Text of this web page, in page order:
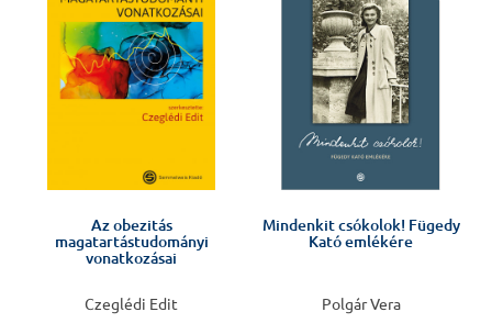
Az obezitás
magatartástudományi
vonatkozásai
Czeglédi Edit
Mindenkit csókolok! Fügedy
Kató emlékére
Polgár Vera